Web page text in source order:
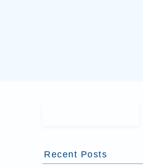
Recent Posts